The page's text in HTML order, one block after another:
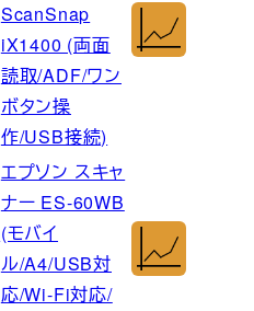
ScanSnap
iX1400 (両面
読取/ADF/ワン
ボタン操
作/USB接続)
エプソン スキャ
ナー ES-60WB
(モバイ
ル/A4/USB対
応/Wi-Fi対応/